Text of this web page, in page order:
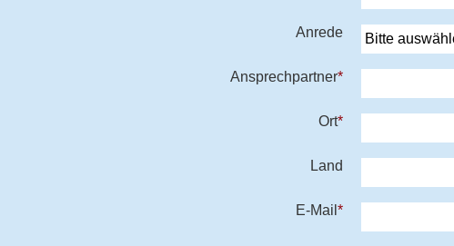
Anrede
Ansprechpartner*
Ort*
Land
E-Mail *